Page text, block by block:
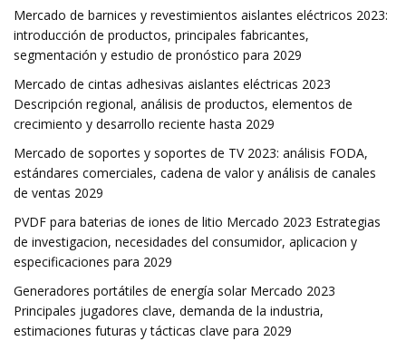
Mercado de barnices y revestimientos aislantes eléctricos 2023:
introducción de productos, principales fabricantes,
segmentación y estudio de pronóstico para 2029
Mercado de cintas adhesivas aislantes eléctricas 2023
Descripción regional, análisis de productos, elementos de
crecimiento y desarrollo reciente hasta 2029
Mercado de soportes y soportes de TV 2023: análisis FODA,
estándares comerciales, cadena de valor y análisis de canales
de ventas 2029
PVDF para baterias de iones de litio Mercado 2023 Estrategias
de investigacion, necesidades del consumidor, aplicacion y
especificaciones para 2029
Generadores portátiles de energía solar Mercado 2023
Principales jugadores clave, demanda de la industria,
estimaciones futuras y tácticas clave para 2029